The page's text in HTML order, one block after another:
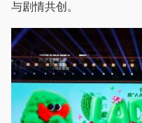
与剧情共创。